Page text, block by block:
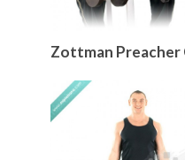
Zottman Preacher